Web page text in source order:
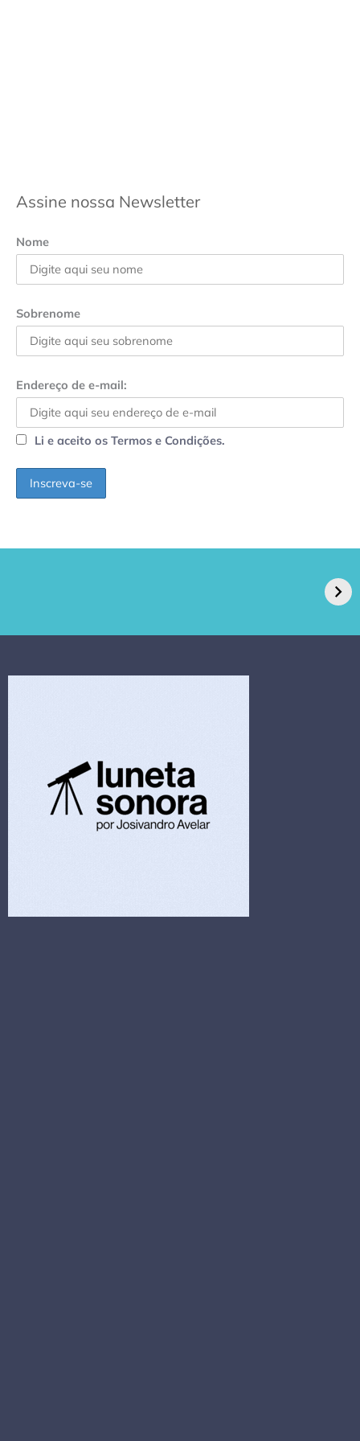
Assine nossa Newsletter
Nome
Sobrenome
Endereço de e-mail:
Li e aceito os Termos e Condições.
caso de superfungo